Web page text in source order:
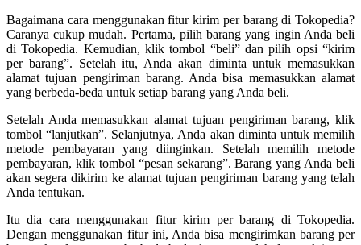
Bagaimana cara menggunakan fitur kirim per barang di Tokopedia?
Caranya cukup mudah. Pertama, pilih barang yang ingin Anda beli
di Tokopedia. Kemudian, klik tombol “beli” dan pilih opsi “kirim
per barang”. Setelah itu, Anda akan diminta untuk memasukkan
alamat tujuan pengiriman barang. Anda bisa memasukkan alamat
yang berbeda-beda untuk setiap barang yang Anda beli.
Setelah Anda memasukkan alamat tujuan pengiriman barang, klik
tombol “lanjutkan”. Selanjutnya, Anda akan diminta untuk memilih
metode pembayaran yang diinginkan. Setelah memilih metode
pembayaran, klik tombol “pesan sekarang”. Barang yang Anda beli
akan segera dikirim ke alamat tujuan pengiriman barang yang telah
Anda tentukan.
Itu dia cara menggunakan fitur kirim per barang di Tokopedia.
Dengan menggunakan fitur ini, Anda bisa mengirimkan barang per